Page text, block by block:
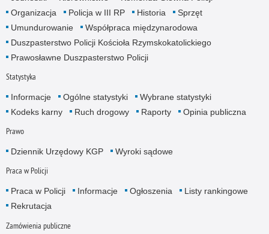
Organizacja
Policja w III RP Historia
Sprzęt
Umundurowanie
Współpraca międzynarodowa
Duszpasterstwo Policji Kościoła Rzymskokatolickiego
Prawosławne Duszpasterstwo Policji
Statystyka
Informacje Ogólne statystyki
Wybrane statystyki
Kodeks karny
Ruch drogowy Raporty Opinia publiczna
Prawo
Dziennik Urzędowy KGP Wyroki sądowe
Praca w Policji
Praca w Policji Informacje Ogłoszenia
Listy rankingowe
Rekrutacja
Zamówienia publiczne